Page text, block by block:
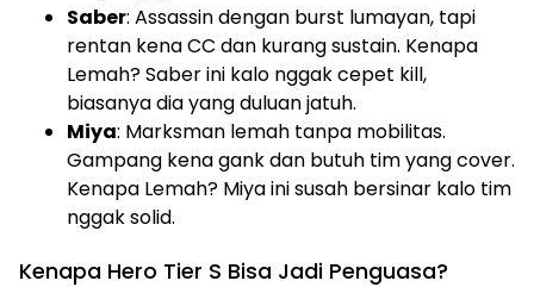
Saber: Assassin dengan burst lumayan, tapi
rentan kena CC dan kurang sustain. Kenapa
Lemah? Saber ini kalo nggak cepet kill,
biasanya dia yang duluan jatuh.
Miya: Marksman lemah tanpa mobilitas.
Gampang kena gank dan butuh tim yang cover.
Kenapa Lemah? Miya ini susah bersinar kalo tim
nggak solid.
Kenapa Hero Tier S Bisa Jadi Penguasa?